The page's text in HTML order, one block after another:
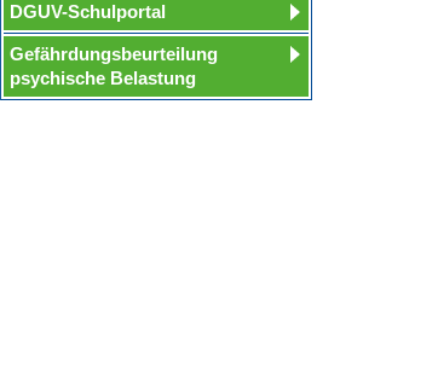
DGUV-Schulportal
Gefährdungsbeurteilung
psychische Belastung